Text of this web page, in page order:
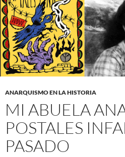
ANARQUISMO EN LA HISTORIA
MI ABUELA
POSTALES
PASADO